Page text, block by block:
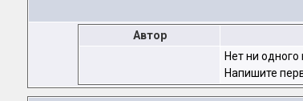
Автор
Нет ни одного
Напишите